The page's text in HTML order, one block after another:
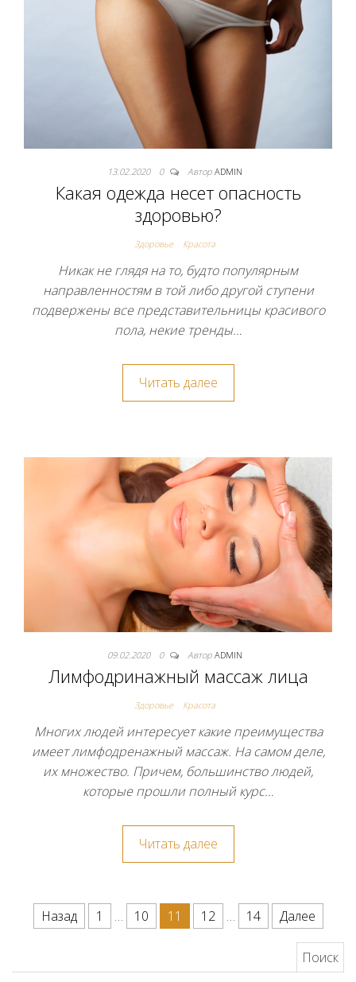
13.02.2020 0 Автор ADMIN
Какая одежда несет опасность
здоровью?
Здоровье Красота
Никак не глядя на то, будто популярным
направленностям в той либо другой ступени
подвержены все представительницы красивого
пола, некие тренды…
Читать далее
09.02.2020 0 Автор ADMIN
Лимфодринажный массаж лица
Здоровье Красота
Многих людей интересует какие преимущества
имеет лимфодренажный массаж. На самом деле,
их множество. Причем, большинство людей,
которые прошли полный курс…
Читать далее
Навигация по записям
Назад 1 … 10 11 12 … 14
Далее